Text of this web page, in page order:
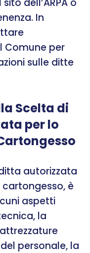
In
Comune per
sulle ditte
Scelta di
per lo
autorizzata
è
aspetti
la
personale, la